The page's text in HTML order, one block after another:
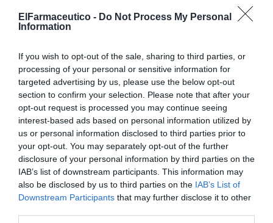
ElFarmaceutico - Do Not Process My Personal
Information
If you wish to opt-out of the sale, sharing to third parties, or
processing of your personal or sensitive information for
targeted advertising by us, please use the below opt-out
section to confirm your selection. Please note that after your
opt-out request is processed you may continue seeing
interest-based ads based on personal information utilized by
us or personal information disclosed to third parties prior to
your opt-out. You may separately opt-out of the further
disclosure of your personal information by third parties on the
IAB’s list of downstream participants. This information may
also be disclosed by us to third parties on the IAB’s List of
Downstream Participants that may further disclose it to other
Lavarse las manos es una de las medidas de
una vía de contagio de infecciones muy
elevada. Sin embargo, el agua por sí misma
no elimina las sustancias grasas que residen
en nuestras manos sucias. Por este motivo,
se necesitan sustancias que disuelvan estos
componentes y que faciliten su eliminación
mediante el agua.
DENTAID presentó la nueva imagen
de Perio·Aid
Noticias y novedades
Redacción
01/06/2016
Coincidiendo con la celebración de la 50ª
Valencia, organizada por la Sociedad